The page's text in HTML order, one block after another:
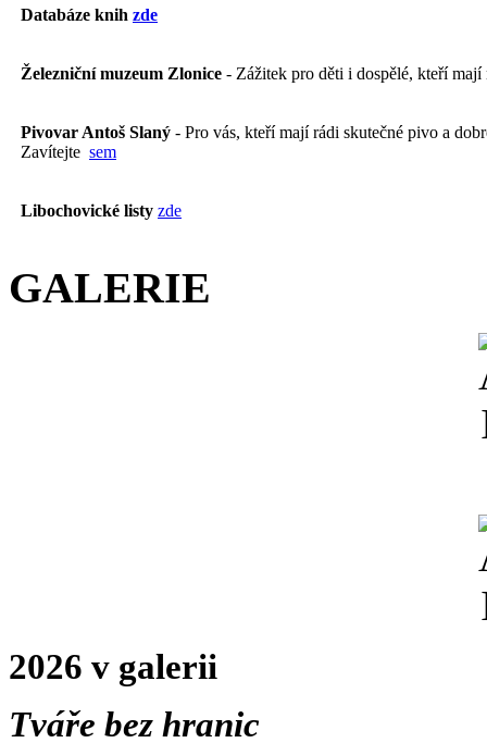
Databáze knih zde
Železniční muzeum Zlonice - Zážitek pro děti i dospělé, kteří
Pivovar Antoš Slaný - Pro vás, kteří mají rádi skutečné pivo a
Zavítejte sem
Libochovické listy zde
GALERIE
2026 v galerii
Tváře bez hranic